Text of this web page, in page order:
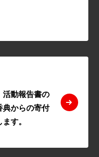
活動報告書の
典からの寄付
す。